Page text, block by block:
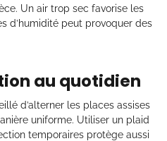
Un air trop sec favorise les
d’humidité peut provoquer des
au quotidien
d’alterner les places assises
uniforme. Utiliser un plaid
temporaires protège aussi